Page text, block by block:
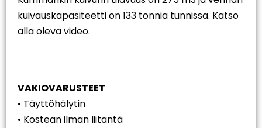
kuivauskapasiteetti on 133 tonnia tunnissa. Katso
alla oleva video.
VAKIOVARUSTEET
• Täyttöhälytin
• Kostean ilman liitäntä